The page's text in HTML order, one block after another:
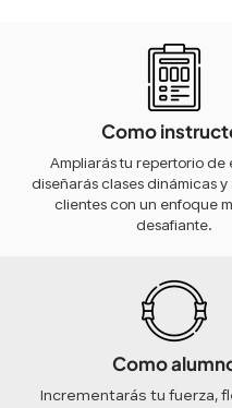
Como
Ampliarás tu repertorio de
diseñarás clases dinámicas y
clientes con un enfoque
desafiante.
Como
Incrementarás tu fuerza,